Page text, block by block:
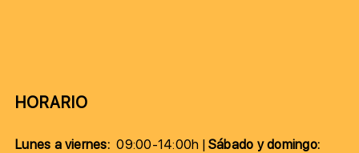
HORARIO
Lunes a viernes:09:00-14:00h |Sábado y domingo: